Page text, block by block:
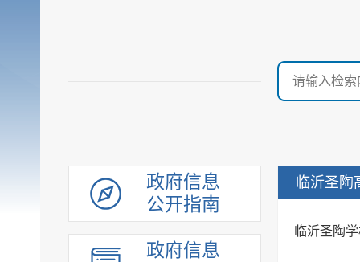
政府信息
公开指南
政府信息
临沂圣陶
临沂圣陶